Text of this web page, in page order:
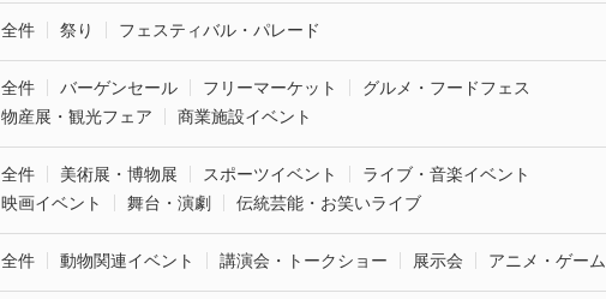
全件 祭り フェスティバル・パレード
全件 バーゲンセール フリーマーケット
グルメ・フードフェス
物産展・観光フェア
商業施設イベント
全件 美術展・博物展 スポーツイベント
ライブ・音楽イベント
映画イベント
舞台・演劇 伝統芸能・お笑いライブ
全件 動物関連イベント 講演会・トークショー 展示会 アニメ・ゲーム